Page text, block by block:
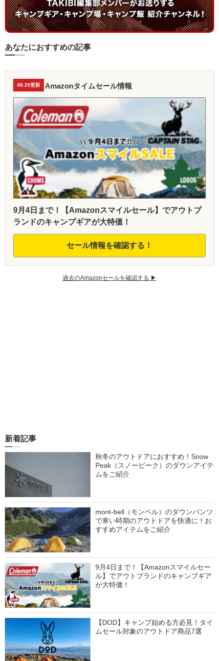
あなたにおすすめの記事
08.29更新 Amazonタイムセール情報
9月4日まで！【Amazonスマイルセール】でアウトブ
ランドのキャンプギアが大特価！
セール情報を確認する！
過去のAmazonセールを確認する ▶︎
新着記事
秋冬のアウトドアにおすすめ！Snow
Peak（スノーピーク）のダウンアイテ
ムをご紹介
mont-bell（モンベル）のダウンパンツ
で寒い時期のアウトドアを快適に！お
すすめアイテムをご紹介
9月4日まで！【Amazonスマイルセー
ル】でアウトブランドのキャンプギア
が大特価！
【DOD】キャンプ始める方必見！タイ
ムセール対象のアウトドア商品7選